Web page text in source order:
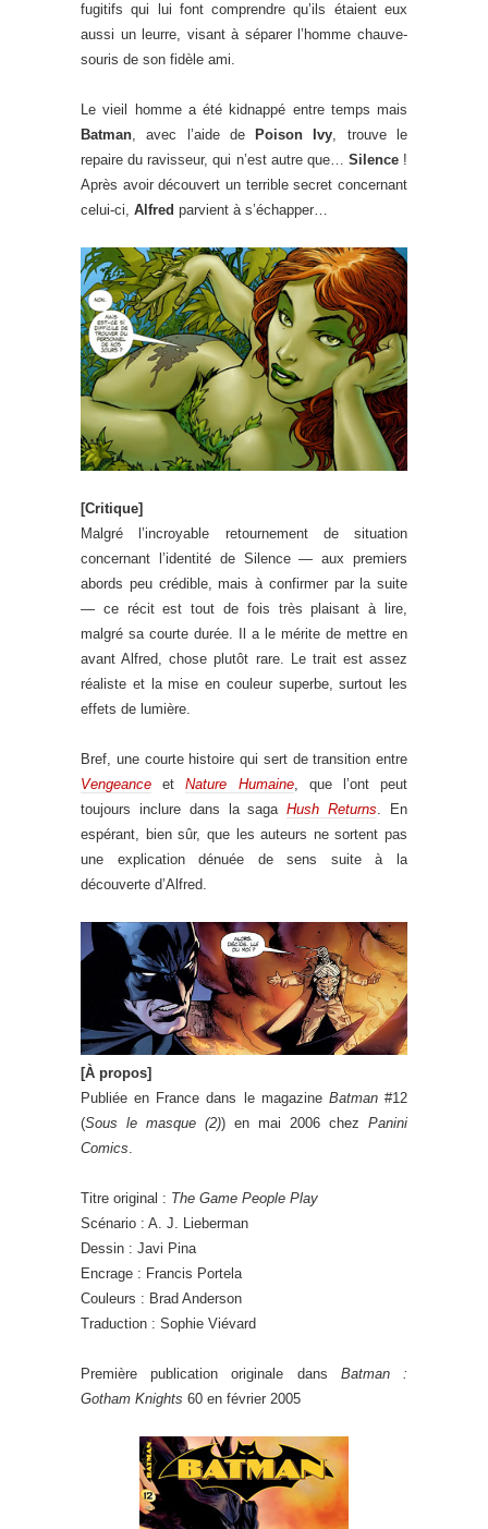
fugitifs qui lui font comprendre qu’ils étaient eux
aussi un leurre, visant à séparer l’homme chauve-
souris de son fidèle ami.
Le vieil homme a été kidnappé entre temps mais
Batman, avec l’aide de Poison Ivy, trouve le
repaire du ravisseur, qui n’est autre que… Silence!
Après avoir découvert un terrible secret concernant
celui-ci, Alfred parvient à s’échapper…
[Critique]
Malgré l’incroyable retournement de situation
concernant l’identité de Silence — aux premiers
abords peu crédible, mais à confirmer par la suite
— ce récit est tout de fois très plaisant à lire,
malgré sa courte durée. Il a le mérite de mettre en
avant Alfred, chose plutôt rare. Le trait est assez
réaliste et la mise en couleur superbe, surtout les
effets de lumière.
Bref, une courte histoire qui sert de transition entre
Vengeance etNature Humaine, que l’ont peut
toujours inclure dans la sagaHush Returns. En
espérant, bien sûr, que les auteurs ne sortent pas
une explication dénuée de sens suite à la
découverte d’Alfred.
[À propos]
Publiée en France dans le magazine Batman#12
(Sous le masque (2)) en mai 2006 chez Panini
Comics
Titre original : The Game People Play
Scénario : A. J. Lieberman
Dessin : Javi Pina
Encrage : Francis Portela
Couleurs : Brad Anderson
Traduction : Sophie Viévard
Première publication originale dans Batman :
Gotham Knights 60 en février 2005